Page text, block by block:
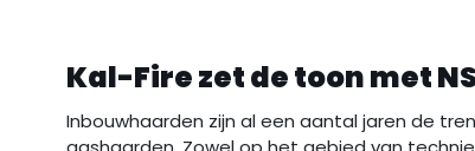
Kal-Fire zet de toon met
Inbouwhaarden zijn al een aantal jaren de